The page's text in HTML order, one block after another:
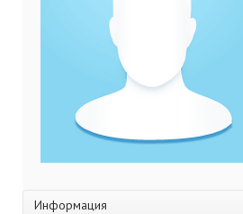
Информация